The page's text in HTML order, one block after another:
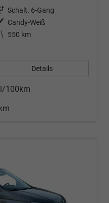
Getriebe Schalt. 6-Gang
Außenfarbe
Candy-Weiß
Kilometerstand
550 km
Details
100km